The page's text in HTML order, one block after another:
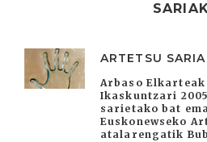
ARTETSU
Arbaso Elkarteak
Ikaskuntzari
sarietako bat
Euskonewseko
atalarengatik